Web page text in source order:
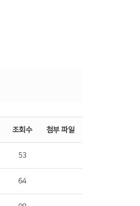
조회수 첨부 파일
53
64